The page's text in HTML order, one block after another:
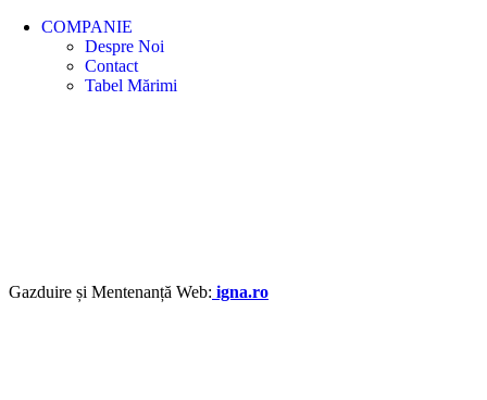
COMPANIE
Despre Noi
Contact
Tabel Mărimi
Gazduire și Mentenanță Web: igna.ro